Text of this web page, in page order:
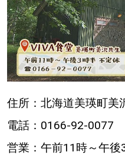
住所：北海道美瑛町美
電話：0166-92-0077
営業：午前11時～午後